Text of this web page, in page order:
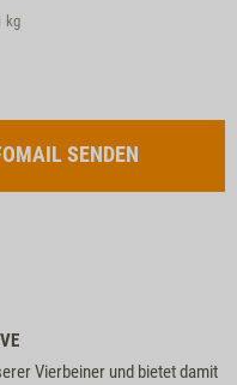
kg
SENDEN
Vierbeiner und bietet damit